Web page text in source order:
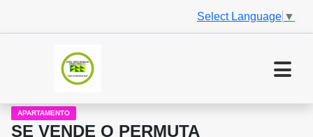
Select Language ▼
APARTAMENTO
SE VENDE O PERMUTA